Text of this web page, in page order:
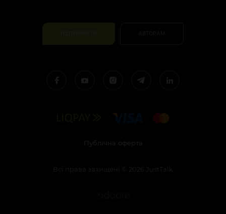
Публічна оферта
Всі права захищені 2026 JustTalk